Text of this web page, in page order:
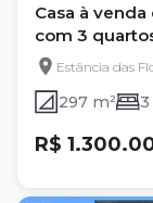
Casa à
com 3
Estância das
297 m² 3
R$